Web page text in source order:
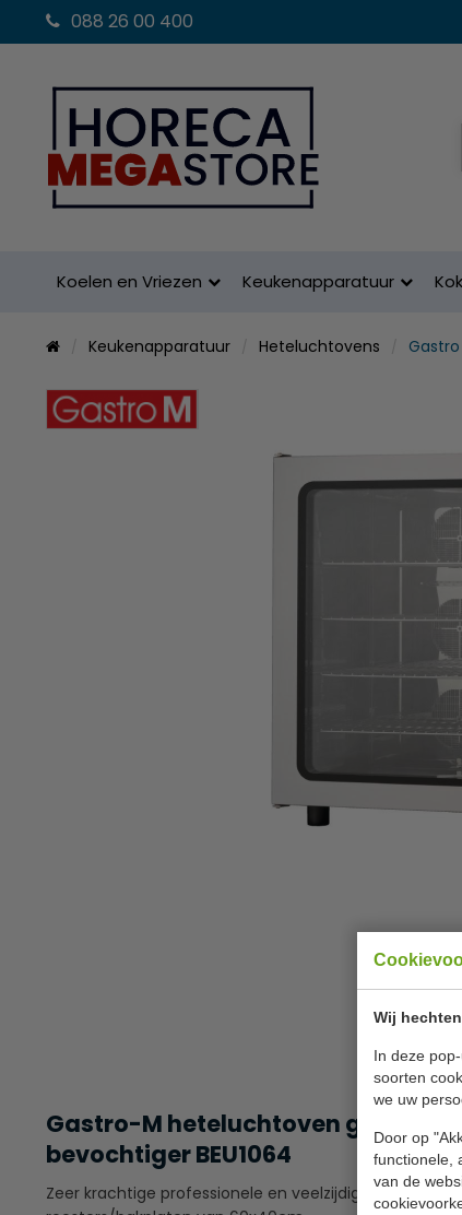
Wij
In deze
soorten
we uw
Door op
functionele,
van de
088 26 00 400
Koelen en Vriezen Keukenapparatuur
Keukenapparatuur Heteluchtovens Gastro
Gastro-M heteluchtoven geschikt
bevochtiger BEU1064
Zeer krachtige professionele en veelzijdige 11,5kW